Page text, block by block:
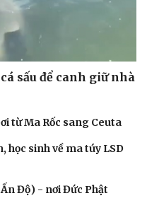
sấu để canh giữ nhà
từ Ma Rốc sang Ceuta
học sinh về ma túy LSD
Độ) - nơi Đức Phật